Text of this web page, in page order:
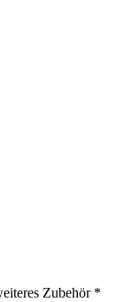
Zubehör *